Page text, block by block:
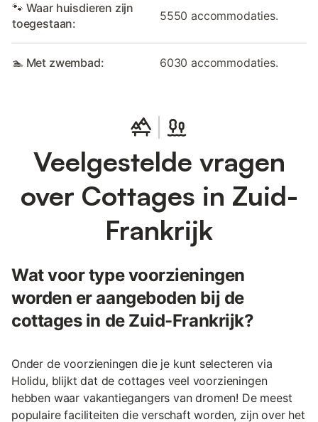
🐾 Waar huisdieren zijn
toegestaan:
5550 accommodaties.
🏊 Met zwembad: 6030 accommodaties.
Veelgestelde vragen
over Cottages in Zuid-
Frankrijk
Wat voor type voorzieningen
worden er aangeboden bij de
cottages in de Zuid-Frankrijk?
Onder de voorzieningen die je kunt selecteren via
Holidu, blijkt dat de cottages veel voorzieningen
hebben waar vakantiegangers van dromen! De meest
populaire faciliteiten die verschaft worden, zijn over het